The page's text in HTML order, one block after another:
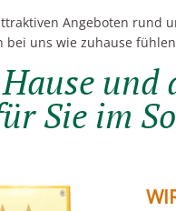
Angeboten rund
bei uns wie zuhause
und
Sie im